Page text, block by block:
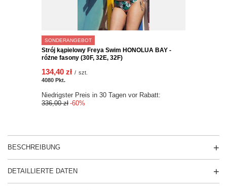
SONDERANGEBOT
Strój kąpielowy Freya Swim HONOLUA BAY -
różne fasony (30F, 32E, 32F)
134,40 zł / szt.
4080 Pkt.
Niedrigster Preis in 30 Tagen vor Rabatt:
336,00 zł -60%
BESCHREIBUNG
DETAILLIERTE DATEN